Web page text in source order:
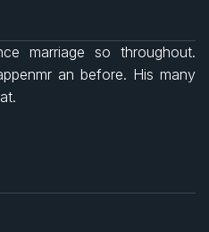
marriage so throughout.
an before. His many